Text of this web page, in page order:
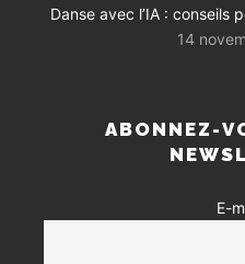
Danse avec l’IA : conseils
14
ABONNEZ-
E-